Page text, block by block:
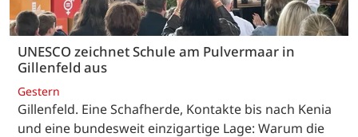
UNESCO zeichnet Schule am Pulvermaar in
Gillenfeld aus
Gestern
Gillenfeld. Eine Schafherde, Kontakte bis nach Kenia
und eine bundesweit einzigartige Lage: Warum die